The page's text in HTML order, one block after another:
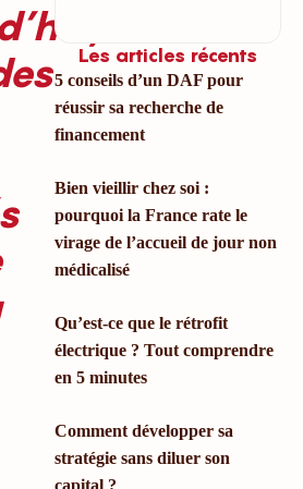
Les articles récents
5 conseils d’un DAF pour
réussir sa recherche de
financement
Bien vieillir chez soi :
pourquoi la France rate le
virage de l’accueil de jour non
médicalisé
Qu’est-ce que le rétrofit
électrique ? Tout comprendre
en 5 minutes
Comment développer sa
stratégie sans diluer son